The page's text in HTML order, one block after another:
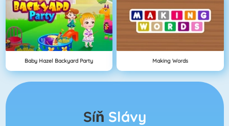
Baby Hazel Backyard Party Making Words
Síň Slávy